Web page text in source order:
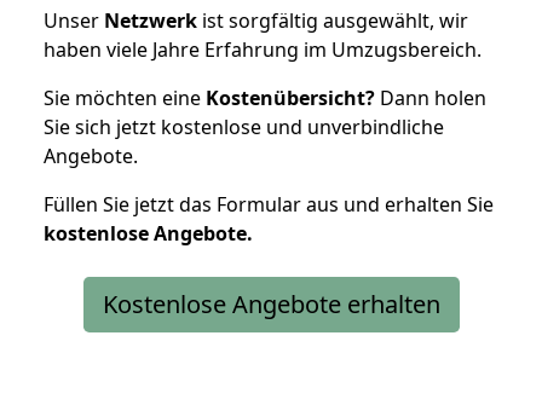
Unser Netzwerk ist sorgfältig ausgewählt, wir
haben viele Jahre Erfahrung im Umzugsbereich.
Sie möchten eine Kostenübersicht? Dann holen
Sie sich jetzt kostenlose und unverbindliche
Angebote.
Füllen Sie jetzt das Formular aus und erhalten Sie
kostenloseAngebote.
Kostenlose Angebote erhalten